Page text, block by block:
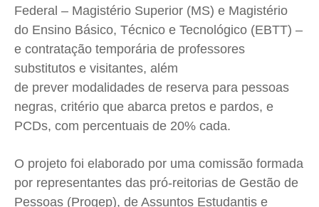
Anuncie
Expediente
Contato
Anuncie
Termos de Uso
Privacidade
Anuncie
Expediente
Contato
Anuncie
Termos de Uso
Privacidade
Anuncie
Expediente
Contato
Anuncie
Termos de Uso
Privacidade
Anuncie
Expediente
Contato
Anuncie
Termos de Uso
Privacidade
Federal – Magistério Superior (MS) e Magistério
do Ensino Básico, Técnico e Tecnológico (EBTT) –
e contratação temporária de professores
substitutos e visitantes, além
de prever modalidades de reserva para pessoas
negras, critério que abarca pretos e pardos, e
PCDs, com percentuais de 20% cada.
O projeto foi elaborado por uma comissão formada
por representantes das pró-reitorias de Gestão de
Pessoas (Progep), de Assuntos Estudantis e